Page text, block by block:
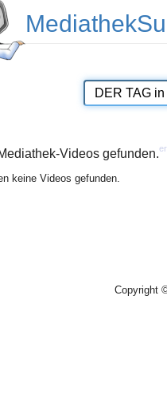
Videos gefunden.
keine Videos gefunden.
Copyright